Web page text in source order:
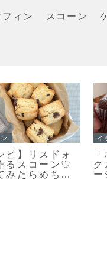
フィン スコーン
！！
ンパンクッキ
っちゃくてか
♡まるでメロ
！
ス
ん
わ